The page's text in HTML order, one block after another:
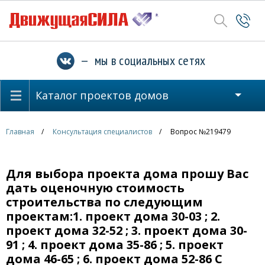
— мы в социальных сетях
Каталог проектов домов
Главная Консультация специалистов Вопрос №219479
Для выбора проекта дома прошу Вас
дать оценочную стоимость
строительства по следующим
проектам:1. проект дома 30-03 ; 2.
проект дома 32-52 ; 3. проект дома 30-
91 ; 4. проект дома 35-86 ; 5. проект
дома 46-65 ; 6. проект дома 52-86 С